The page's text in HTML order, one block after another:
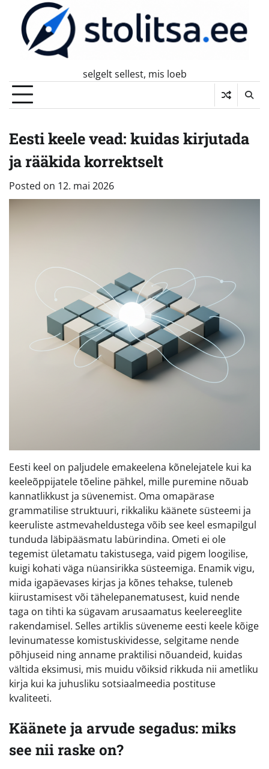
content
selgelt sellest, mis loeb
Eesti keele vead: kuidas kirjutada
ja rääkida korrektselt
Posted on 12. mai 2026
Eesti keel on paljudele emakeelena kõnelejatele kui ka
keeleõppijatele tõeline pähkel, mille puremine nõuab
kannatlikkust ja süvenemist. Oma omapärase
grammatilise struktuuri, rikkaliku käänete süsteemi ja
keeruliste astmevaheldustega võib see keel esmapilgul
tunduda läbipääsmatu labürindina. Ometi ei ole
tegemist ületamatu takistusega, vaid pigem loogilise,
kuigi kohati väga nüansirikka süsteemiga. Enamik vigu,
mida igapäevases kirjas ja kõnes tehakse, tuleneb
kiirustamisest või tähelepanematusest, kuid nende
taga on tihti ka sügavam arusaamatus keelereeglite
rakendamisel. Selles artiklis süveneme eesti keele kõige
levinumatesse komistuskividesse, selgitame nende
põhjuseid ning anname praktilisi nõuandeid, kuidas
vältida eksimusi, mis muidu võiksid rikkuda nii ametliku
kirja kui ka juhusliku sotsiaalmeedia postituse
kvaliteeti.
Käänete ja arvude segadus: miks
see nii raske on?